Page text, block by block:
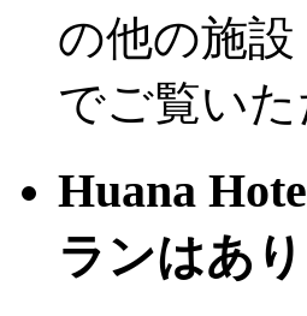
の他の施
でご覧いた
Huana
ランはあ